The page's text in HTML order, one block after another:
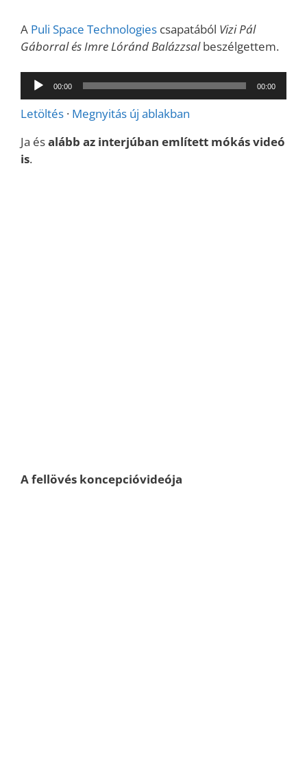
A Puli Space Technologies csapatából Vizi Pál
Gáborral és Imre Lóránd Balázzsalbeszélgettem.
Audió
lejátszó
00:00 00:00
Letöltés · Megnyitás új ablakban
Ja ésalább az interjúban említett mókás videó
is.
A fellövés koncepcióvideója